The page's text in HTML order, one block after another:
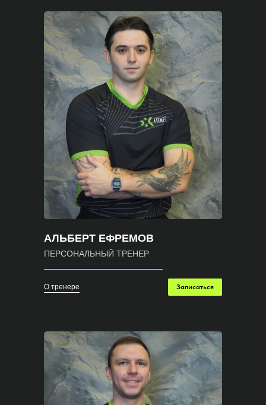
АЛЬБЕРТ ЕФРЕМОВ
ПЕРСОНАЛЬНЫЙ ТРЕНЕР
О тренере Записаться